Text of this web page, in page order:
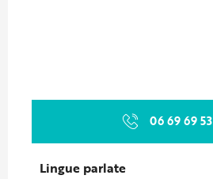
06 69 69 53
Lingue parlate
Lingue parlate